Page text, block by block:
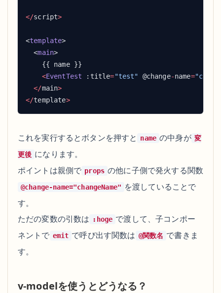
</script
<template
  <
main
    <
EventTest :title="test" @change-name=
  </
main
</template >
これを実行するとボタンを押すと name の中身が 変
更後 になります。
ポイントは親側で props の他に子側で発火する関数
@change-name="changeName" を渡していることで
す。
ただの変数の引数は
:hoge で渡して、子コンポー
ネントで emit で呼び出す関数は @関数名 で書きま
す。
v-modelを使うとどうなる？